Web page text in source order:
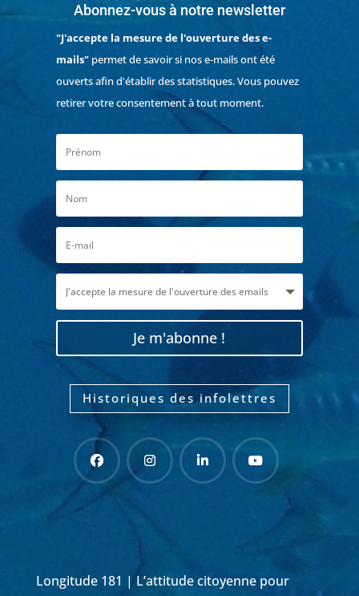
Abonnez-vous à notre newsletter
"J'accepte la mesure de l'ouverture des e-
mails"permet de savoir si nos e-mails ont été
ouverts afin d'établir des statistiques. Vous pouvez
retirer votre consentement à tout moment.
Je m'abonne !
Historiques des infolettres
Longitude 181 | L’attitude citoyenne pour